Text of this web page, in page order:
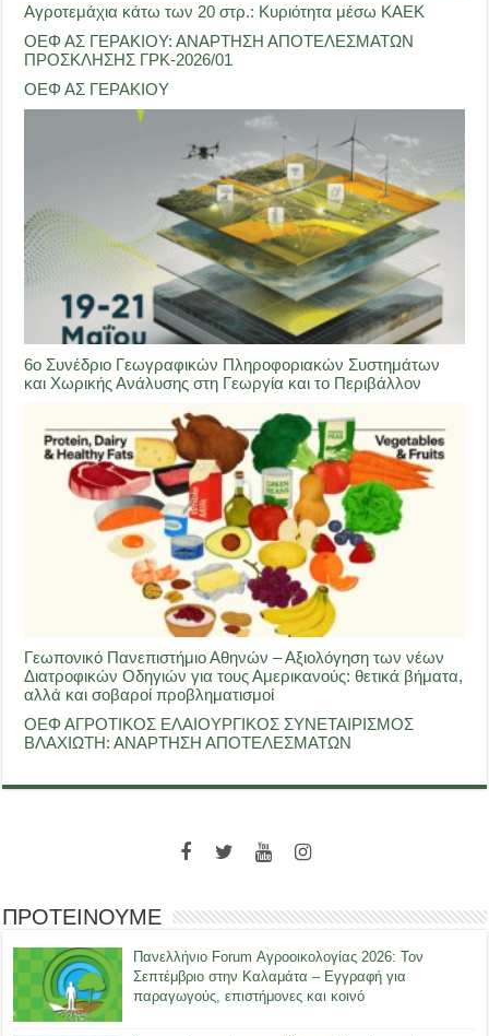
Αγροτεμάχια κάτω των 20 στρ.: Κυριότητα μέσω ΚΑΕΚ
ΟΕΦ ΑΣ ΓΕΡΑΚΙΟΥ: ΑΝΑΡΤΗΣΗ ΑΠΟΤΕΛΕΣΜΑΤΩΝ
ΠΡΟΣΚΛΗΣΗΣ ΓΡΚ-2026/01
ΟΕΦ ΑΣ ΓΕΡΑΚΙΟΥ
6ο Συνέδριο Γεωγραφικών Πληροφοριακών Συστημάτων
και Χωρικής Ανάλυσης στη Γεωργία και το Περιβάλλον
Γεωπονικό Πανεπιστήμιο Αθηνών – Αξιολόγηση των νέων
Διατροφικών Οδηγιών για τους Αμερικανούς: θετικά βήματα,
αλλά και σοβαροί προβληματισμοί
ΟΕΦ ΑΓΡΟΤΙΚΟΣ ΕΛΑΙΟΥΡΓΙΚΟΣ ΣΥΝΕΤΑΙΡΙΣΜΟΣ
ΒΛΑΧΙΩΤΗ: ΑΝΑΡΤΗΣΗ ΑΠΟΤΕΛΕΣΜΑΤΩΝ
ΠΡΟΤΕΙΝΟΥΜΕ
Πανελλήνιο Forum Αγροοικολογίας 2026: Τον
Σεπτέμβριο στην Καλαμάτα – Εγγραφή για
παραγωγούς, επιστήμονες και κοινό